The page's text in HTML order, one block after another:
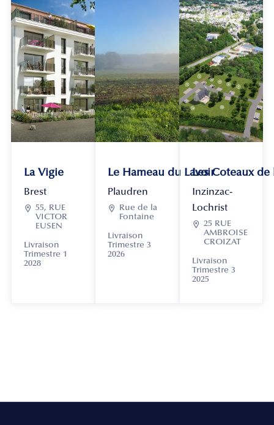
La Vigie
Brest
 55, RUE
VICTOR
EUSEN
Livraison
Trimestre 1
2028
Le Hameau du Lavoir
Plaudren

Rue de la
Fontaine
Livraison
Trimestre 3
2026
Les Coteaux
Inzinzac-
Lochrist
 25 RUE
AMBROISE
CROIZAT
Livraison
Trimestre 3
2025